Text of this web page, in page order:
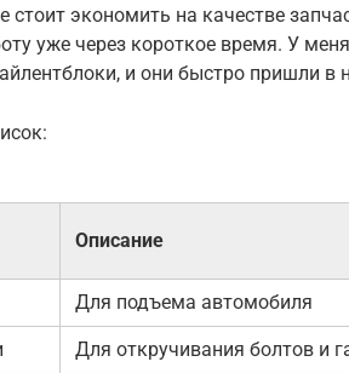
стоит экономить на качестве
уже через короткое время. У
и они быстро пришли в
Описание
Для подъема автомобиля
Для откручивания болтов и